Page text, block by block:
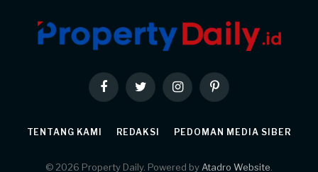
FacebookTwitter InstagramPinterest
TENTANG KAMI REDAKSI PEDOMAN MEDIA SIBER
© 2026 Property Daily. Powered by Atadro Website